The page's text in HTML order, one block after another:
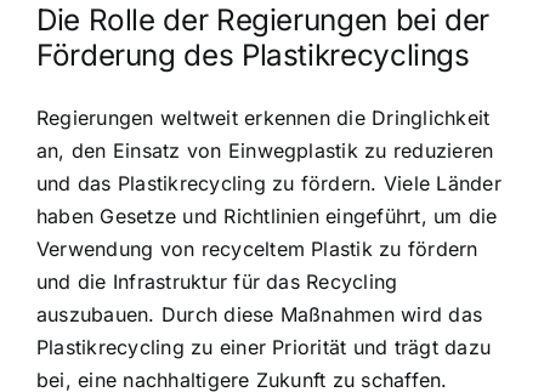
Die Rolle der Regierungen bei der
Förderung des Plastikrecyclings
Regierungen weltweit erkennen die Dringlichkeit
an, den Einsatz von Einwegplastik zu reduzieren
und das Plastikrecycling zu fördern. Viele Länder
haben Gesetze und Richtlinien eingeführt, um die
Verwendung von recyceltem Plastik zu fördern
und die Infrastruktur für das Recycling
auszubauen. Durch diese Maßnahmen wird das
Plastikrecycling zu einer Priorität und trägt dazu
bei, eine nachhaltigere Zukunft zu schaffen.